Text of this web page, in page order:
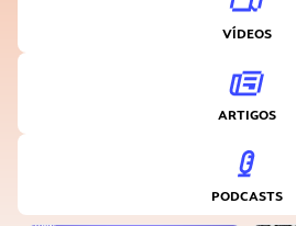
VÍDEOS
ARTIGOS
PODCASTS